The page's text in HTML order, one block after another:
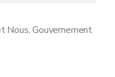
Nous, Gouvernement